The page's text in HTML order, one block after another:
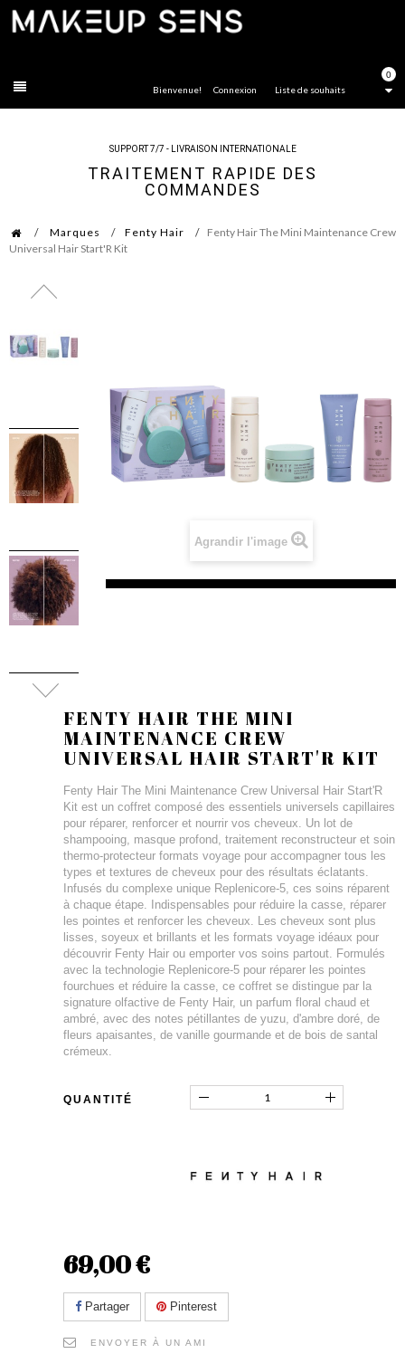
0
Liste de souhaits
Bienvenue! Connexion
SUPPORT 7/7 - LIVRAISON INTERNATIONALE
TRAITEMENT RAPIDE DES
COMMANDES
Marques Fenty Hair
Fenty Hair The Mini Maintenance Crew
Universal Hair Start'R Kit
Agrandir l'image
FENTY HAIR THE MINI
MAINTENANCE CREW
UNIVERSAL HAIR START'R KIT
Fenty Hair The Mini Maintenance Crew Universal Hair Start'R
Kit est un coffret composé des essentiels universels capillaires
pour réparer, renforcer et nourrir vos cheveux. Un lot de
shampooing, masque profond, traitement reconstructeur et soin
thermo-protecteur formats voyage pour accompagner tous les
types et textures de cheveux pour des résultats éclatants.
Infusés du complexe unique Replenicore-5, ces soins réparent
à chaque étape. Indispensables pour réduire la casse, réparer
les pointes et renforcer les cheveux. Les cheveux sont plus
lisses, soyeux et brillants et les formats voyage idéaux pour
découvrir Fenty Hair ou emporter vos soins partout. Formulés
avec la technologie Replenicore-5 pour réparer les pointes
fourchues et réduire la casse, ce coffret se distingue par la
signature olfactive de Fenty Hair, un parfum floral chaud et
ambré, avec des notes pétillantes de yuzu, d'ambre doré, de
fleurs apaisantes, de vanille gourmande et de bois de santal
crémeux.
QUANTITÉ
69,00 €
Partager Pinterest
ENVOYER À UN AMI